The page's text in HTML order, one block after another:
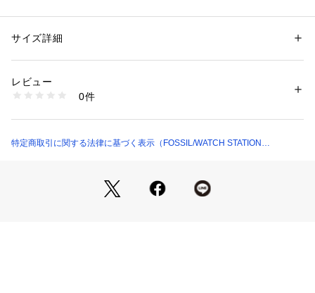
ケース径48mm、バンド幅26mm、ミネラルクリスタル、自動
巻きムーブメント、自動表示、輸入品。
カテゴリー：時計（ウォッチ）
性別：メンズ
素材：ステンレススチール/レザー
商品番号：
BQ2386 （ショップ）
サイズ詳細
レビュー
0件
特定商取引に関する法律に基づく表示（FOSSIL/WATCH STATION